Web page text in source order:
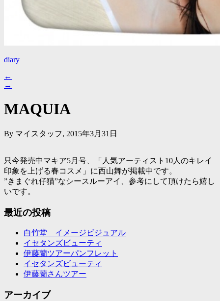
diary
←
→
MAQUIA
By マイスタッフ, 2015年3月31日
只今発売中マキア5月号、「人気アーティスト 10人のキレイ
印象を上げる春コスメ」に西山舞が掲載中です。
”きまぐれ仔猫”なシースルーアイ、参考にして頂けたら嬉し
いです。
最近の投稿
白竹堂 イメージビジュアル
イセタンズビューティ
伊藤蘭ツアーパンフレット
イセタンズビューティ
伊藤蘭さんツアー
アーカイブ